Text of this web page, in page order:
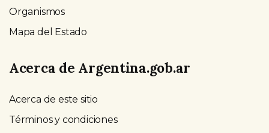
Organismos
Mapa del Estado
Acerca de Argentina.gob.ar
Acerca de este sitio
Términos y condiciones